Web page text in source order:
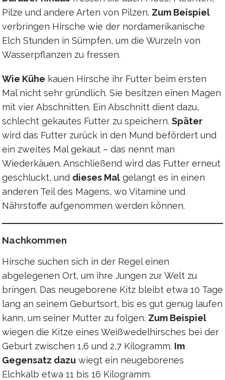
Pilze und andere Arten von Pilzen. Zum Beispiel
verbringen Hirsche wie der nordamerikanische
Elch Stunden in Sümpfen, um die Wurzeln von
Wasserpflanzen zu fressen.
Wie Kühe kauen Hirsche ihr Futter beim ersten
Mal nicht sehr gründlich. Sie besitzen einen Magen
mit vier Abschnitten. Ein Abschnitt dient dazu,
schlecht gekautes Futter zu speichern. Später
wird das Futter zurück in den Mund befördert und
ein zweites Mal gekaut – das nennt man
Wiederkäuen. Anschließend wird das Futter erneut
geschluckt, und dieses Mal gelangt es in einen
anderen Teil des Magens, wo Vitamine und
Nährstoffe aufgenommen werden können.
Nachkommen
Hirsche suchen sich in der Regel einen
abgelegenen Ort, um ihre Jungen zur Welt zu
bringen. Das neugeborene Kitz bleibt etwa 10 Tage
lang an seinem Geburtsort, bis es gut genug laufen
kann, um seiner Mutter zu folgen. Zum Beispiel
wiegen die Kitze eines Weißwedelhirsches bei der
Geburt zwischen 1,6 und 2,7 Kilogramm. Im
Gegensatz dazu wiegt ein neugeborenes
Elchkalb etwa 11 bis 16 Kilogramm.